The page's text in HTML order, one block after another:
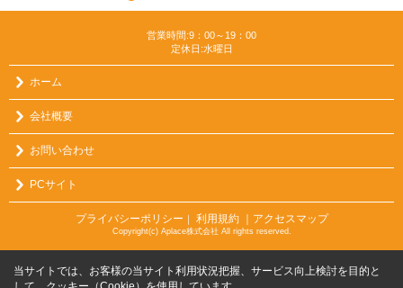
営業時間:9：00～19：00
定休日:水曜日
ホーム
会社概要
お問い合わせ
PCサイト
プライバシーポリシー ｜ 利用規約 ｜アクセスマップ
Copyright(c) Aplace株式会社 All rights reserved.
当サイトでは、お客様の当サイト利用状況把握、サービス向上検討を目的と